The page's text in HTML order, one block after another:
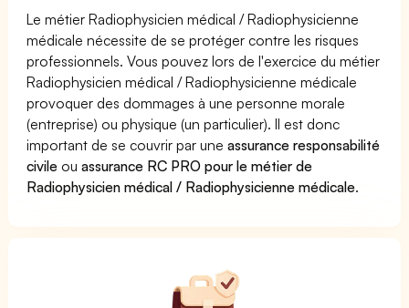
Le métier Radiophysicien médical / Radiophysicienne
médicale nécessite de se protéger contre les risques
professionnels. Vous pouvez lors de l'exercice du métier
Radiophysicien médical / Radiophysicienne médicale
provoquer des dommages à une personne morale
(entreprise) ou physique (un particulier). Il est donc
important de se couvrir par uneassurance responsabilité
civile ouassurance RC PRO pour le métier de
Radiophysicien médical / Radiophysicienne médicale.